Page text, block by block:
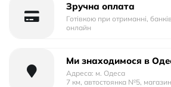
Зручна оплата
Готівкою при отриманні,
онлайн
Ми знаходимося в
Адреса: м. Одеса
7 км, автостоянка №5,